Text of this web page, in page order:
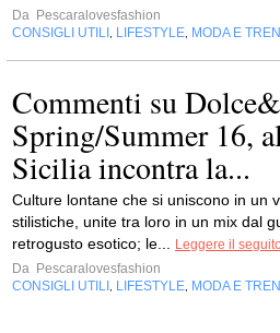
Da Pescaralovesfashion
CONSIGLI UTILI LIFESTYLE MODA E
Commenti su
Spring/Summer 16,
Sicilia incontra la...
Culture lontane che si uniscono in un
stilistiche, unite tra loro in un mix dal
retrogusto esotico; le...
Leggere il
Da Pescaralovesfashion
CONSIGLI UTILI LIFESTYLE MODA E